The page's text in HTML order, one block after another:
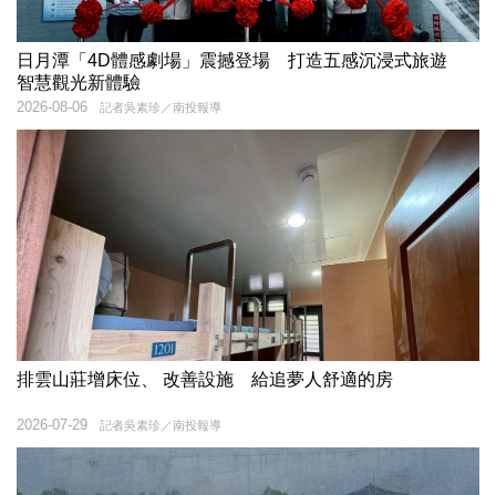
日月潭「4D體感劇場」震撼登場 打造五感沉浸式旅遊
智慧觀光新體驗
記者吳素珍／南投報導
2026-08-06
排雲山莊增床位、 改善設施 給追夢人舒適的房
記者吳素珍／南投報導
2026-07-29